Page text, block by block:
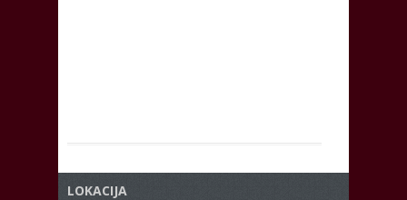
LOKACIJA